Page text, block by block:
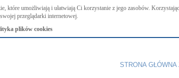
które umożliwiają i ułatwiają Ci korzystanie z jego zasobów.
przeglądarki internetowej.
plików cookies
STRONA